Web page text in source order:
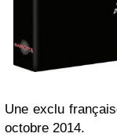
Une exclu
octobre 2014.